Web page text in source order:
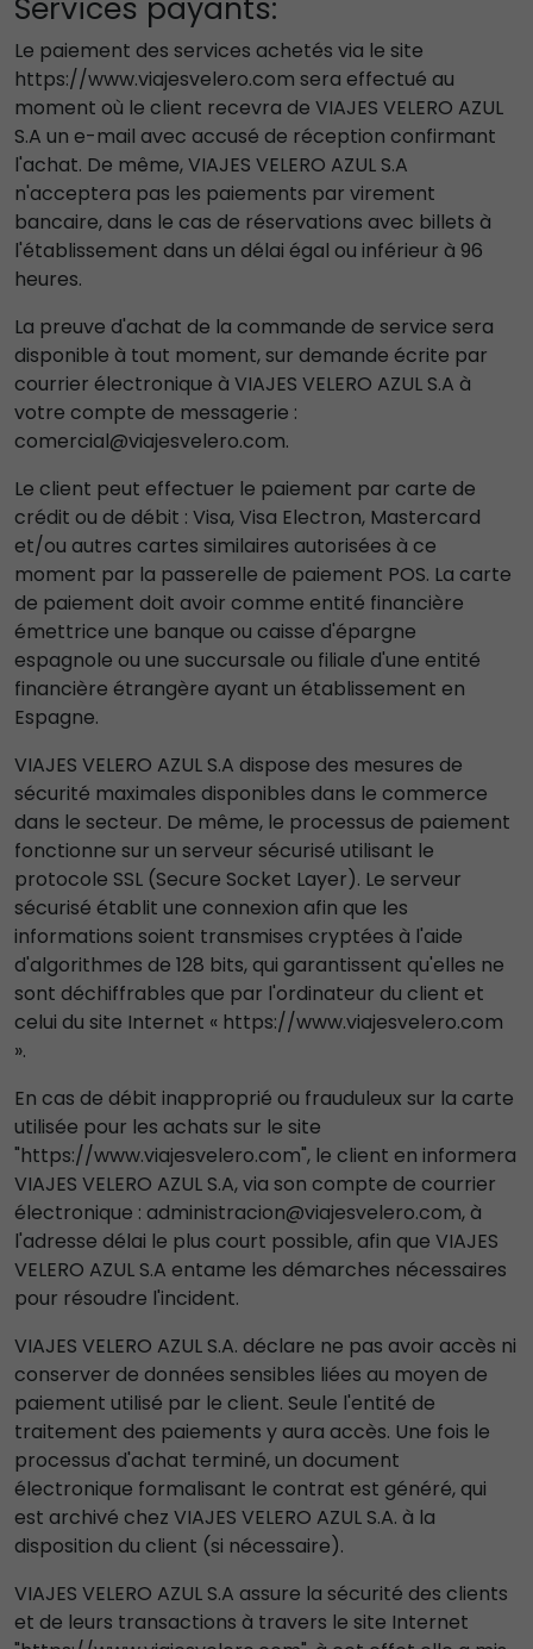
Services payants:
Le paiement des services achetés via le site
https://www.viajesvelero.com sera effectué au
moment où le client recevra de VIAJES VELERO AZUL
S.A un e-mail avec accusé de réception confirmant
l'achat. De même, VIAJES VELERO AZUL S.A
n'acceptera pas les paiements par virement
bancaire, dans le cas de réservations avec billets à
l'établissement dans un délai égal ou inférieur à 96
heures.
La preuve d'achat de la commande de service sera
disponible à tout moment, sur demande écrite par
courrier électronique à VIAJES VELERO AZUL S.A à
votre compte de messagerie :
comercial@viajesvelero.com.
Le client peut effectuer le paiement par carte de
crédit ou de débit : Visa, Visa Electron, Mastercard
et/ou autres cartes similaires autorisées à ce
moment par la passerelle de paiement POS. La carte
de paiement doit avoir comme entité financière
émettrice une banque ou caisse d'épargne
espagnole ou une succursale ou filiale d'une entité
financière étrangère ayant un établissement en
Espagne.
VIAJES VELERO AZUL S.A dispose des mesures de
sécurité maximales disponibles dans le commerce
dans le secteur. De même, le processus de paiement
fonctionne sur un serveur sécurisé utilisant le
protocole SSL (Secure Socket Layer). Le serveur
sécurisé établit une connexion afin que les
informations soient transmises cryptées à l'aide
d'algorithmes de 128 bits, qui garantissent qu'elles ne
sont déchiffrables que par l'ordinateur du client et
celui du site Internet « https://www.viajesvelero.com
».
En cas de débit inapproprié ou frauduleux sur la carte
utilisée pour les achats sur le site
"https://www.viajesvelero.com", le client en informera
VIAJES VELERO AZUL S.A, via son compte de courrier
électronique : administracion@viajesvelero.com, à
l'adresse délai le plus court possible, afin que VIAJES
VELERO AZUL S.A entame les démarches nécessaires
pour résoudre l'incident.
VIAJES VELERO AZUL S.A. déclare ne pas avoir accès ni
conserver de données sensibles liées au moyen de
paiement utilisé par le client. Seule l'entité de
traitement des paiements y aura accès. Une fois le
processus d'achat terminé, un document
électronique formalisant le contrat est généré, qui
est archivé chez VIAJES VELERO AZUL S.A. à la
disposition du client (si nécessaire).
VIAJES VELERO AZUL S.A assure la sécurité des clients
et de leurs transactions à travers le site Internet